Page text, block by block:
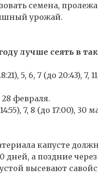
семена,
урожай.
лучше сеять в
5, 6, 7 (до 20:43), 7,
28 февраля.
7, 8 (до 17:00), 30
капусте
а поздние через
высевают